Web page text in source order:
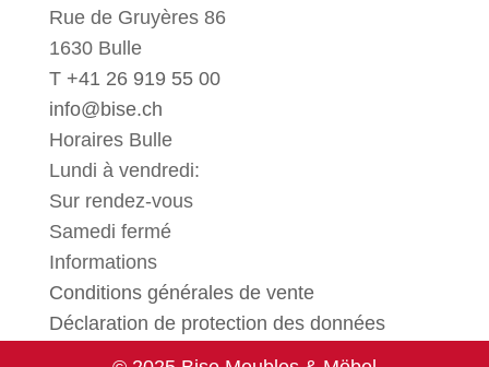
Rue de Gruyères 86
1630 Bulle
T +41 26 919 55 00
info@bise.ch
Horaires Bulle
Lundi à vendredi:
Sur rendez-vous
Samedi fermé
Informations
Conditions générales de vente
Déclaration de protection des données